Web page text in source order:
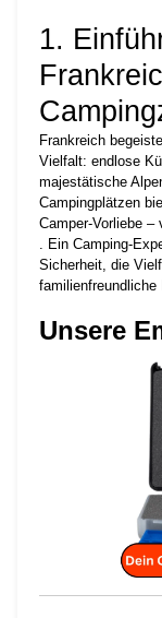
1.
Frankreich
Vielfalt: endlose
majestätische
Campingplätzen
Camper-Vorliebe –
. Ein Camping-
Sicherheit, die
Unsere